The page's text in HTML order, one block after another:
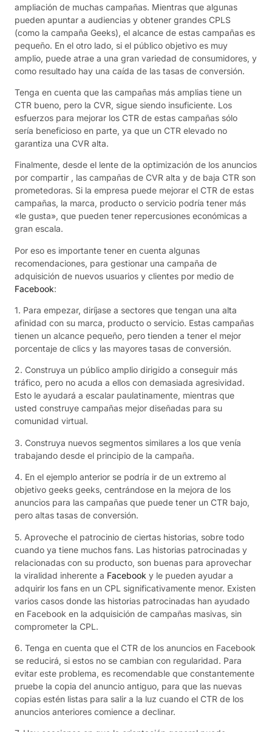
ampliación de muchas campañas. Mientras que algunas
pueden apuntar a audiencias y obtener grandes CPLS
(como la campaña Geeks), el alcance de estas campañas es
pequeño. En el otro lado, si el público objetivo es muy
amplio, puede atrae a una gran variedad de consumidores, y
como resultado hay una caída de las tasas de conversión.
Tenga en cuenta que las campañas más amplias tiene un
CTR bueno, pero la CVR, sigue siendo insuficiente. Los
esfuerzos para mejorar los CTR de estas campañas sólo
sería beneficioso en parte, ya que un CTR elevado no
garantiza una CVR alta.
Finalmente, desde el lente de la optimización de los anuncios
por compartir , las campañas de CVR alta y de baja CTR son
prometedoras. Si la empresa puede mejorar el CTR de estas
campañas, la marca, producto o servicio podría tener más
«le gusta», que pueden tener repercusiones económicas a
gran escala.
Por eso es importante tener en cuenta algunas
recomendaciones, para gestionar una campaña de
adquisición de nuevos usuarios y clientes por medio de
Facebook:
1. Para empezar, diríjase a sectores que tengan una alta
afinidad con su marca, producto o servicio. Estas campañas
tienen un alcance pequeño, pero tienden a tener el mejor
porcentaje de clics y las mayores tasas de conversión.
2. Construya un público amplio dirigido a conseguir más
tráfico, pero no acuda a ellos con demasiada agresividad.
Esto le ayudará a escalar paulatinamente, mientras que
usted construye campañas mejor diseñadas para su
comunidad virtual.
3. Construya nuevos segmentos similares a los que venía
trabajando desde el principio de la campaña.
4. En el ejemplo anterior se podría ir de un extremo al
objetivo geeks geeks, centrándose en la mejora de los
anuncios para las campañas que puede tener un CTR bajo,
pero altas tasas de conversión.
5. Aproveche el patrocinio de ciertas historias, sobre todo
cuando ya tiene muchos fans. Las historias patrocinadas y
relacionadas con su producto, son buenas para aprovechar
la viralidad inherente a Facebook y le pueden ayudar a
adquirir los fans en un CPL significativamente menor. Existen
varios casos donde las historias patrocinadas han ayudado
en Facebook en la adquisición de campañas masivas, sin
comprometer la CPL.
6. Tenga en cuenta que el CTR de los anuncios en Facebook
se reducirá, si estos no se cambian con regularidad. Para
evitar este problema, es recomendable que constantemente
pruebe la copia del anuncio antiguo, para que las nuevas
copias estén listas para salir a la luz cuando el CTR de los
anuncios anteriores comience a declinar.